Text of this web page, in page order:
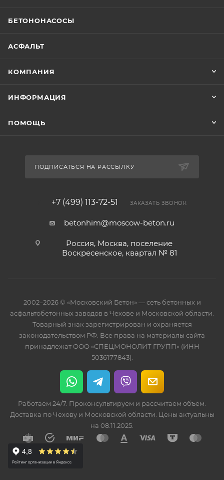
БЕТОНОНАСОСЫ
АСФАЛЬТ
КОМПАНИЯ
ИНФОРМАЦИЯ
ПОМОЩЬ
ПОДПИСАТЬСЯ НА РАССЫЛКУ
+7 (499) 113-72-51 ЗАКАЗАТЬ ЗВОНОК
betonhim@moscow-beton.ru
Россия, Москва, поселение
Воскресенское, квартал № 81
2002–2026 © «Московский Бетон» — сеть бетонных и
асфальтобетонных заводов в Чехове и Московской области.
Товарный знак зарегистрирован и охраняется
законодательством РФ. Все права на материалы сайта
принадлежат ООО «СПЕЦМОНОЛИТ ГРУПП» (ИНН
5036177843).
Работаем 24/7. Проконсультируем и рассчитаем объем.
Доставка по Чехову и Московской области. Цены актуальны
на 08.11.2025.